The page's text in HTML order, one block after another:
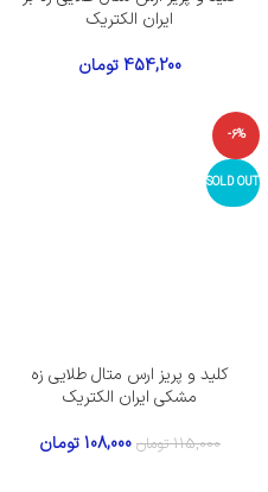
ایران الکتریک
454,200تومان
-6%
SOLD OUT
کلید و پریز ارس متال طلایی زه
مشکی ایران الکتریک
115,000 تومان 108,000تومان